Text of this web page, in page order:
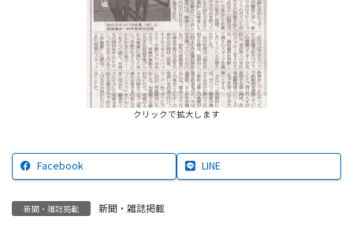
クリックで拡大します
Facebook LINE
新聞・雑誌掲載 新聞・雑誌掲載